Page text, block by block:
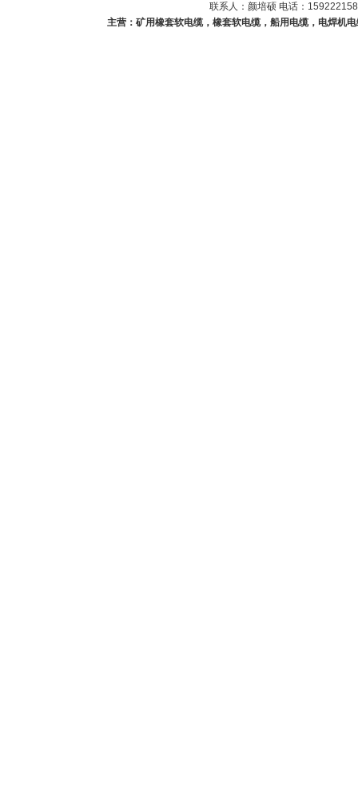
联系人：颜培硕 电话：
主营：矿用橡套软电缆，橡套软电缆，船用电缆，电焊机